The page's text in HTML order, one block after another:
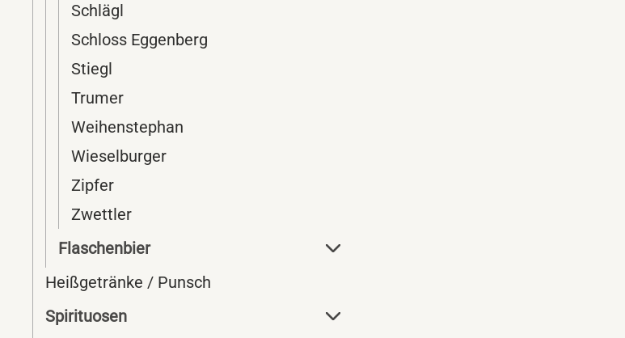
Schlägl
Schloss Eggenberg
Stiegl
Trumer
Weihenstephan
Wieselburger
Zipfer
Zwettler
Flaschenbier
Heißgetränke / Punsch
Spirituosen